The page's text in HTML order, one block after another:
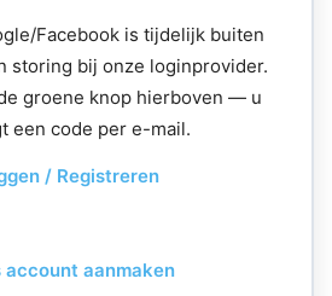
Facebook is tijdelijk buiten
storing bij onze loginprovider.
groene knop hierboven — u
een code per e-mail.
/ Registreren
account aanmaken